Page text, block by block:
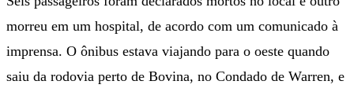
morreu em um hospital, de acordo com um comunicado à
imprensa. O ônibus estava viajando para o oeste quando
saiu da rodovia perto de Bovina, no Condado de Warren, e